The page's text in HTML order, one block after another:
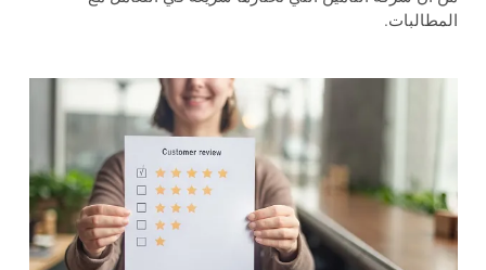
المطالبات.